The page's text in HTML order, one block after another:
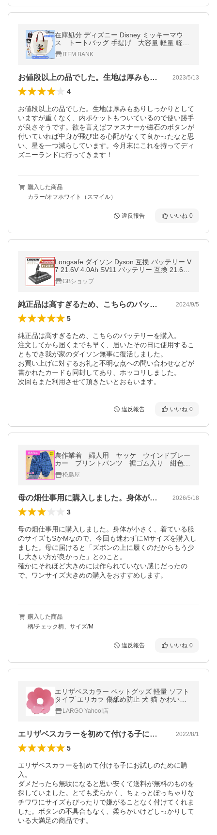
在庫処分 ディズニー Disney ミッキーマウ
ス トートバッグ 手提げ 大容量 軽量 軽い
カジュアル 通勤バッグ レディース メン
ズ シンプル 送料無料
ITEM BANK
お値段以上の品でした。生地は厚みもあり… 2023/5/13
4
お値段以上の品でした。生地は厚みもありしっかりとして
いますが重くなく、内ポケットもついているので使い勝手
が良さそうです。欲を言えばファスナーか磁石のボタンが
付いていれば中身が飛び出る心配がなくて良かったなと思
い、星を一つ減らしています。今月末にこれを持ってディ
ズニーランドに行ってきます！
購入した商品
カラー/オフホワイト（スマイル）
違反報告 いいね 0
Longsafe ダイソン Dyson 互換 バッテリー V
7 21.6V 4.0Ah SV11 バッテリー 互換 21.6V
V7Animal Motorhead Absolute Fluffy slim (V
7/1個)
GBショップ
純正品は高すぎるため、こちらのバッテリ… 2024/9/5
5
純正品は高すぎるため、こちらのバッテリーを購入。
注文してから届くまでも早く、届いたその日に使用するこ
ともでき我が家のダイソン無事に復活しました。
お買い上げに対するお礼と不明な点への問い合わせなどが
書かれたカードも同封してあり、ホッコリしました。
次回もまた利用させて頂きたいとおもいます。
違反報告 いいね 0
農作業着 婦人用 ヤッケ ウインドブレー
カー プリントパンツ 裾ゴム入り 紺色
系 撥水加工 両側・後ポケット YH-P2B
クリックポスト配送
松島屋
母の畑仕事用に購入しました。身体が小さ… 2026/5/18
3
母の畑仕事用に購入しました。身体が小さく、着ている服
のサイズもSかMなので、今回も迷わずにMサイズを購入し
ました。母に届けると「ズボンの上に履くのだからもう少
し大きい方が良かった」とのこと。
確かにそれほど大きめには作られていない感じだったの
で、ワンサイズ大きめの購入をおすすめします。
購入した商品
柄/チェック柄、サイズ/M
違反報告 いいね 0
エリザベスカラー ペットグッズ 軽量 ソフト
タイプ エリカラ 傷舐め防止 犬 猫 かわいい
お花 ピンク Mサイズ ((S
LARGO Yahoo!店
エリザベスカラーを初めて付ける子にお試… 2022/8/1
5
エリザベスカラーを初めて付ける子にお試しのために購
入。
ダメだったら無駄になると思い安くて送料が無料のものを
探していました。とても柔らかく、ちょっとぽっちゃりな
チワワにサイズもぴったりで嫌がることなく付けてくれま
した。ボタンの不具合もなく、柔らかいけどしっかりして
いる大満足の商品です。